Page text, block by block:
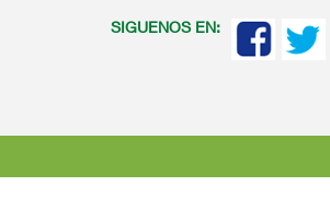
SIGUENOS EN: